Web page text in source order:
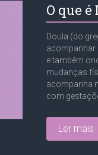
O que é
Doula (do
acompanhar
e também
mudanças
acompanha
com
Ler mais